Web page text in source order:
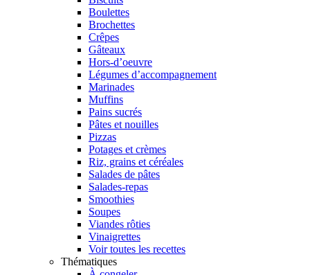
Boulettes
Brochettes
Crêpes
Gâteaux
Hors-d’oeuvre
Légumes d’accompagnement
Marinades
Muffins
Pains sucrés
Pâtes et nouilles
Pizzas
Potages et crèmes
Riz, grains et céréales
Salades de pâtes
Salades-repas
Smoothies
Soupes
Viandes rôties
Vinaigrettes
Voir toutes les recettes
Thématiques